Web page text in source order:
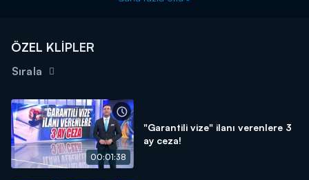
almadı. İşte bayram arifesinde CHP cephesinde yaşananlar!
ÖZEL KLİPLER
Sırala
00:01:38
"Garantili vize" ilanı verenlere 3
ay ceza!